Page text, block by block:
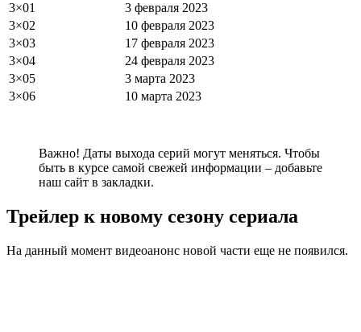
3×01
3 февраля 2023
3×02
10 февраля 2023
3×03
17 февраля 2023
3×04
24 февраля 2023
3×05
3 марта 2023
3×06
10 марта 2023
Важно! Даты выхода серий могут меняться. Чтобы
быть в курсе самой свежей информации – добавьте
наш сайт в закладки.
Трейлер к новому сезону сериала
На данный момент видеоанонс новой части еще не появился.